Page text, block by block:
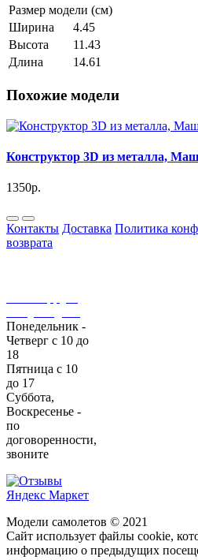
Размер модели (см)
Ширина
4.45
Высота
11.43
Длина
14.61
Похожие модели
Конструктор 3D из металла,
1350р.
Контакты Доставка Политика
возврата
Понедельник -
Четверг с 10 до
18
Пятница с 10
до 17
Суббота,
Воскресенье -
по
договоренности,
звоните
Модели самолетов © 2021
Сайт использует файлы cookie,
информацию о предыдущих